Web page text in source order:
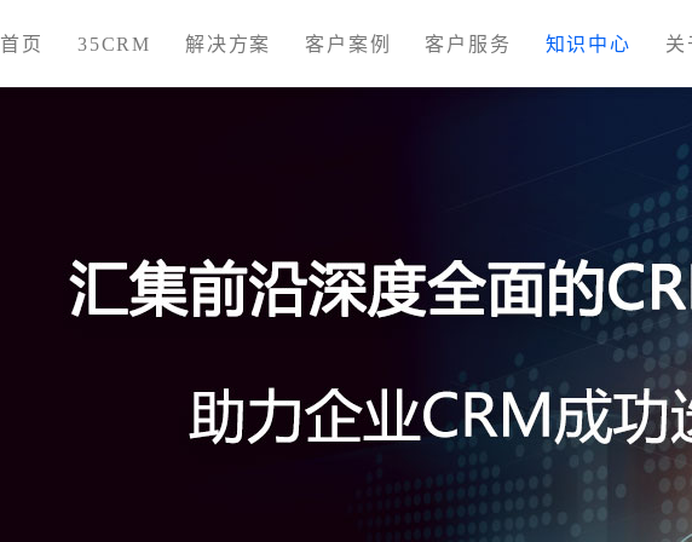
首页 35CRM 解决方案 客户案例 客户服务 知识中心 关